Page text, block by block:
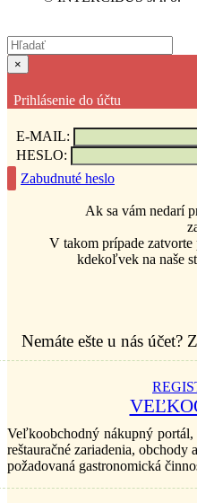
×
Prihlásenie do účtu
E-MAIL:
HESLO:
Zabudnuté heslo
Ak sa vám nedarí
V takom prípade
kdekoľvek na naše
Nemáte ešte u nás účet?
Veľkoobchodný nákupný
reštauračné zariadenia, obchody
požadovaná gastronomická